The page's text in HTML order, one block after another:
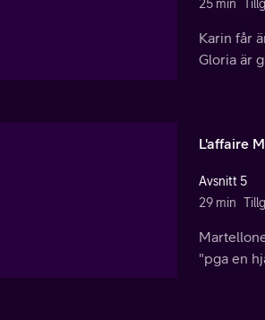
25 min
Karin får
Gloria är
L'affaire
Avsnitt 5
29 min
"pga en